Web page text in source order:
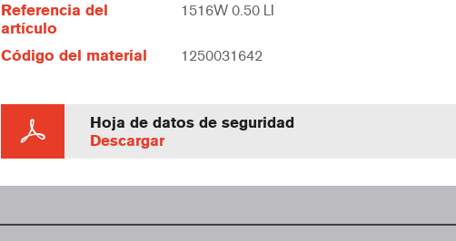
Referencia del
artículo
1516W 0.50 LI
Código del material 1250031642
Hoja de datos de seguridad
Descargar